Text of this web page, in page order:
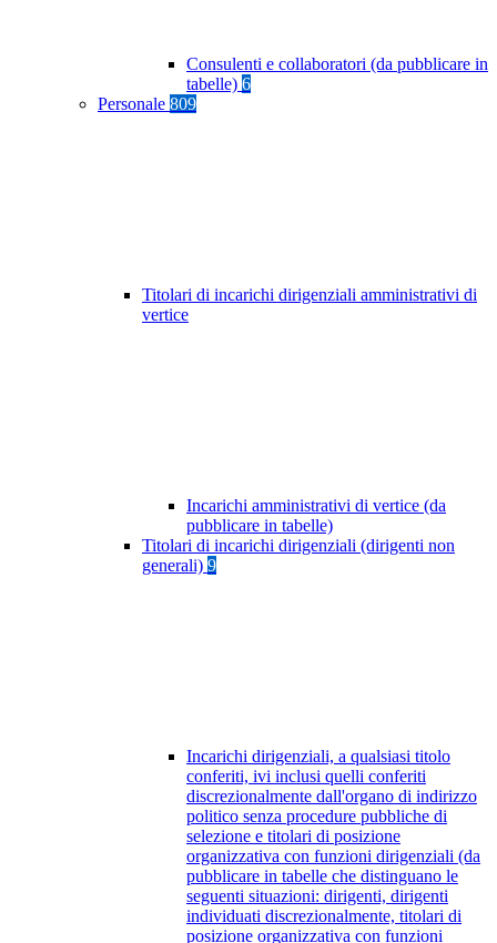
Consulenti e collaboratori (da pubblicare in
tabelle) 6
Personale 809
Titolari di incarichi dirigenziali amministrativi di
vertice
Incarichi amministrativi di vertice (da
pubblicare in tabelle)
Titolari di incarichi dirigenziali (dirigenti non
generali) 9
Incarichi dirigenziali, a qualsiasi titolo
conferiti, ivi inclusi quelli conferiti
discrezionalmente dall'organo di indirizzo
politico senza procedure pubbliche di
selezione e titolari di posizione
organizzativa con funzioni dirigenziali (da
pubblicare in tabelle che distinguano le
seguenti situazioni: dirigenti, dirigenti
individuati discrezionalmente, titolari di
posizione organizzativa con funzioni